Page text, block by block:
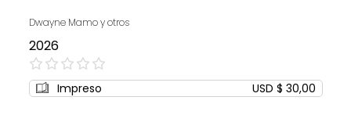
Dwayne Mamo y otros
2026
0%
Impreso USD $ 30,00